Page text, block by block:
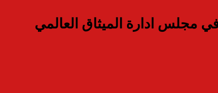
مجلس ادارة الميثاق العالمي